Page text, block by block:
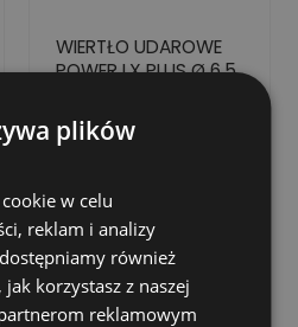
WIERTŁO UDAROWE
POWER LX PLUS Ø 6,5
Cena
15,99 zł
plików
w celu
reklam i analizy
również
korzystasz z naszej
reklamowym